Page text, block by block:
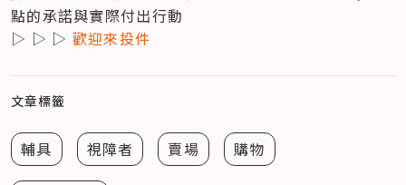
點的承諾與實際付出行動
▷ ▷ ▷ 歡迎來投件
文章標籤
輔具 視障者 賣場 購物